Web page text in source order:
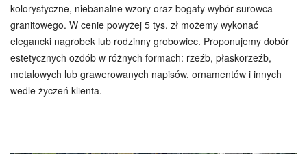
kolorystyczne, niebanalne wzory oraz bogaty wybór surowca
granitowego. W cenie powyżej 5 tys. zł możemy wykonać
elegancki nagrobek lub rodzinny grobowiec. Proponujemy dobór
estetycznych ozdób w różnych formach: rzeźb, płaskorzeźb,
metalowych lub grawerowanych napisów, ornamentów i innych
wedle życzeń klienta.